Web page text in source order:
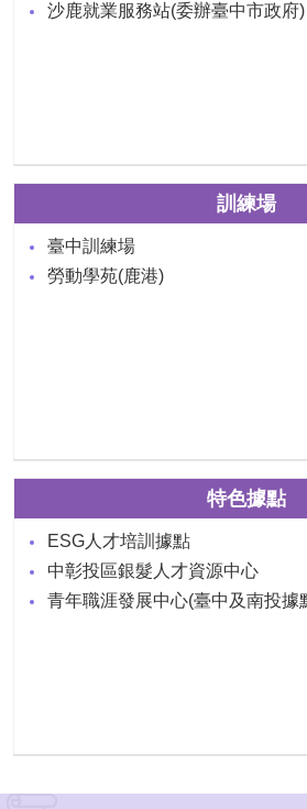
沙鹿就業服務站(委辦臺中市政府)
訓練場
臺中訓練場
勞動學苑(鹿港)
特色據點
ESG人才培訓據點
中彰投區銀髮人才資源中心
青年職涯發展中心(臺中及南投據